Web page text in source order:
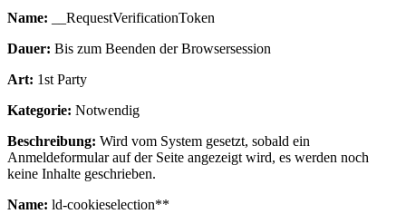
Name: __RequestVerificationToken
Dauer: Bis zum Beenden der Browsersession
Art: 1st Party
Kategorie: Notwendig
Beschreibung: Wird vom System gesetzt, sobald ein
Anmeldeformular auf der Seite angezeigt wird, es werden noch
keine Inhalte geschrieben.
Name: ld-cookieselection**